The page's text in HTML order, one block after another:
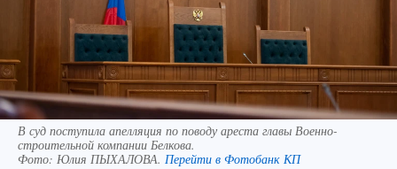
В суд поступила апелляция по поводу ареста главы Военно-
строительной компании Белкова.
Фото: Юлия ПЫХАЛОВА. Перейти в Фотобанк КП